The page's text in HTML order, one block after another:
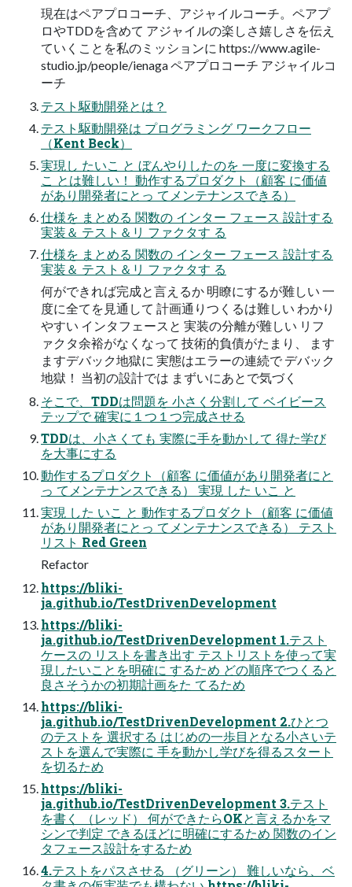
現在はペアプロコーチ、アジャイルコーチ。ペアプ
ロやTDDを含めて アジャイルの楽しさ嬉しさを伝え
ていくことを私のミッションに https://www.agile-
studio.jp/people/ienaga ペアプロコーチ アジャイルコ
ーチ
テスト駆動開発とは？
テスト駆動開発は プログラミング ワークフロー
（Kent Beck）
実現し たいこ と ぼんやりしたのを 一度に変換する
こ とは難しい！ 動作するプロダクト（顧客 に価値
があり開発者にとっ てメンテナンスできる）
仕様を まとめる 関数の インター フェース 設計する
実装＆ テスト＆リ ファクタす る
仕様を まとめる 関数の インター フェース 設計する
実装＆ テスト＆リ ファクタす る
何ができれば完成と言えるか 明瞭にするが難しい 一
度に全てを見通して 計画通りつくるは難しい わかり
やすい インタフェースと 実装の分離が難しい リフ
ァクタ余裕がなくなって 技術的負債がたまり、 ます
ますデバック地獄に 実態はエラーの連続で デバック
地獄！ 当初の設計では まずいにあとで気づく
そこで、TDDは問題を 小さく分割して ベイビース
テップで 確実に１つ１つ完成させる
TDDは、小さくても 実際に手を動かして 得た学び
を大事にする
動作するプロダクト（顧客 に価値があり開発者にと
っ てメンテナンスできる） 実現 した いこ と
実現 した いこ と 動作するプロダクト（顧客 に価値
があり開発者にとっ てメンテナンスできる） テスト
リスト Red Green
Refactor
https://bliki-
ja.github.io/TestDrivenDevelopment
https://bliki-
ja.github.io/TestDrivenDevelopment 1.テスト
ケースの リストを書き出す テストリストを使って実
現したいことを明確に するため どの順序でつくると
良さそうかの初期計画をた てるため
https://bliki-
ja.github.io/TestDrivenDevelopment 2.ひとつ
のテストを 選択する はじめの一歩目となる小さいテ
ストを選んで実際に 手を動かし学びを得るスタート
を切るため
https://bliki-
ja.github.io/TestDrivenDevelopment 3.テスト
を書く （レッド） 何ができたらOKと言えるかをマ
シンで判定 できるほどに明確にするため 関数のイン
タフェース設計をするため
4.テストをパスさせる （グリーン） 難しいなら、ベ